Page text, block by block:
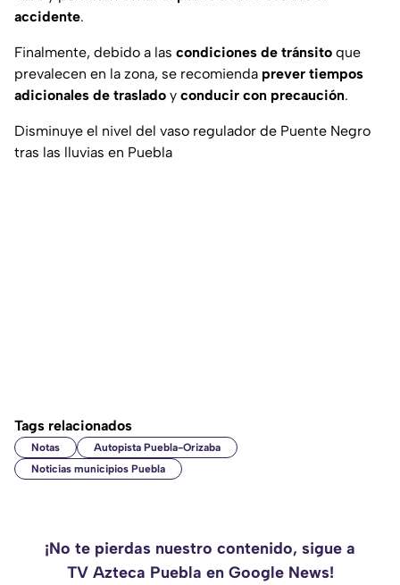
accidente.
Finalmente, debido a las condiciones de tránsito que
prevalecen en la zona, se recomienda prever tiempos
adicionales de traslado y conducir con precaución.
Disminuye el nivel del vaso regulador de Puente Negro
tras las lluvias en Puebla
Tags relacionados
Notas
Autopista Puebla-Orizaba
Noticias municipios Puebla
¡No te pierdas nuestro contenido, sigue a
TV Azteca Puebla en Google News!